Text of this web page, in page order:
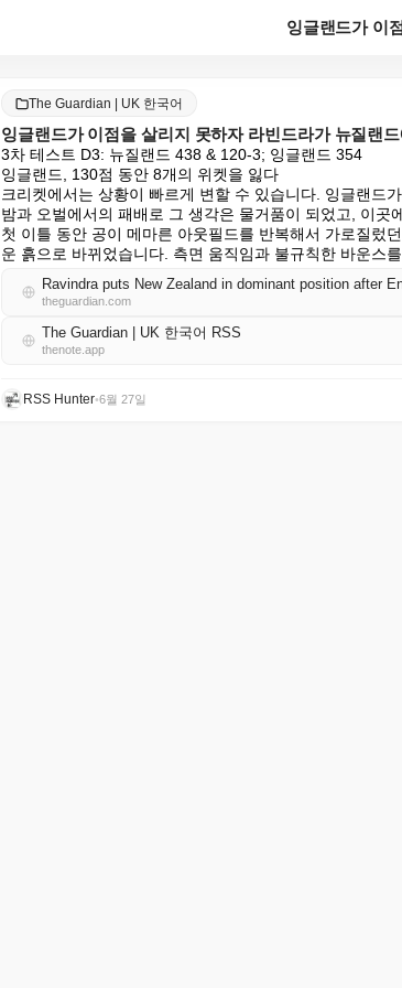
The Guardian | UK 한국어
잉글랜드가 이점을 살리지 못하자 라빈드라가 뉴질랜
3차 테스트 D3: 뉴질랜드 438 & 120-3; 잉글랜드 354
잉글랜드, 130점 동안 8개의 위켓을 잃다
크리켓에서는 상황이 빠르게 변할 수 있습니다. 잉글랜드
밤과 오벌에서의 패배로 그 생각은 물거품이 되었고, 이곳
첫 이틀 동안 공이 메마른 아웃필드를 반복해서 가로질렀
운 흙으로 바뀌었습니다. 측면 움직임과 불규칙한 바운스
Ravindra puts New Zealand in dominant position after
theguardian.com
The Guardian | UK 한국어 RSS
thenote.app
RSS Hunter•6월 27일